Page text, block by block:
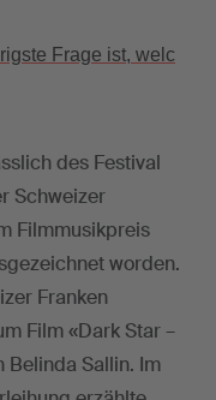
Frage ist, welc
des Festival
Schweizer
Filmmusikpreis
worden.
Franken
Film «Dark Star –
Belinda Sallin. Im